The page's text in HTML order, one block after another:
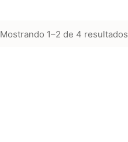
Mostrando 1–2 de 4 resultados